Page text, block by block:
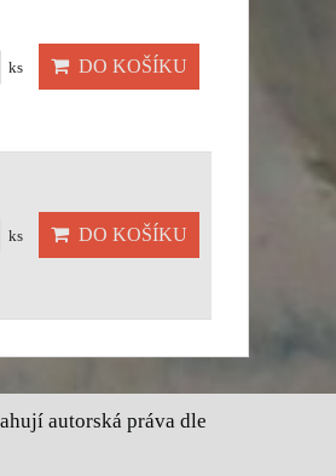
ks DO KOŠÍKU
ks DO KOŠÍKU
autorská práva dle